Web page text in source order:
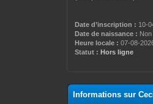
Date d’inscription : 10-
Date de naissance :
Heure locale : 07-08-
Statut : Hors ligne
Informations sur